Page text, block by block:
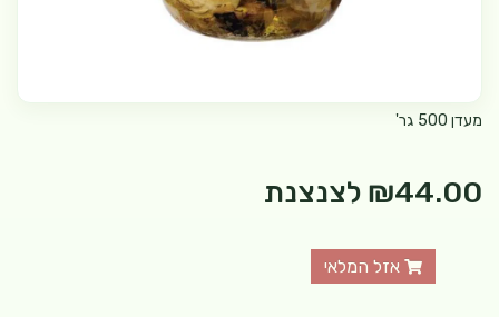
מעדן 500 גר'
₪44.00 לצנצנת
אזל המלאי